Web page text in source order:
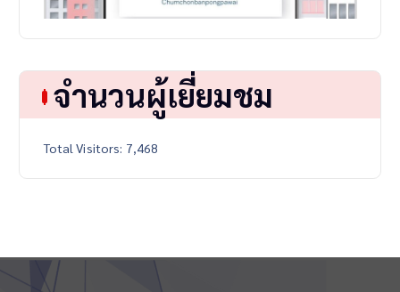
จำนวนผู้เยี่ยมชม
Total Visitors: 7,468